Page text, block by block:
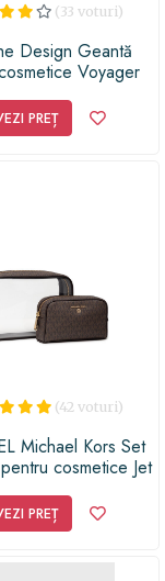
(33 voturi)
Design Geantă
Voyager
PREȚ
(42 voturi)
Michael Kors Set
cosmetice Jet
Maro
PREȚ